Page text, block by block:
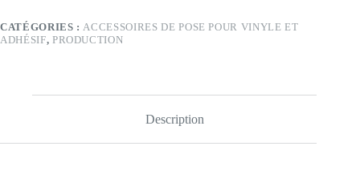
CATÉGORIES : ACCESSOIRES DE POSE POUR VINYLE ET
ADHÉSIF, PRODUCTION
Description